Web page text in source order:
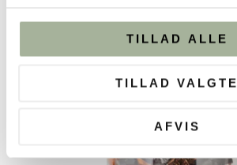
TILLAD ALLE
TILLAD VALGTE
AFVIS